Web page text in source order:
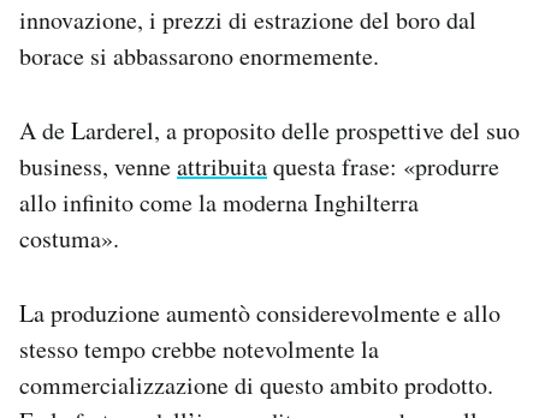
innovazione, i prezzi di estrazione del boro dal
borace si abbassarono enormemente.
A de Larderel, a proposito delle prospettive del suo
business, venneattribuitaquesta frase: «produrre
allo infinito come la moderna Inghilterra
costuma».
La produzione aumentò considerevolmente e allo
stesso tempo crebbe notevolmente la
commercializzazione di questo ambito prodotto.